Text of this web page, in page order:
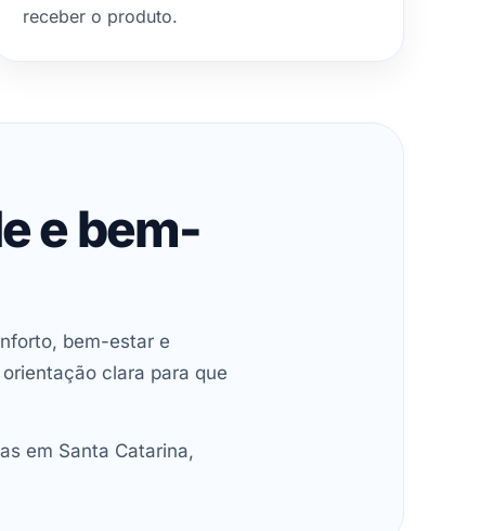
receber o produto.
e bem-
bem-estar e
clara para que
em Santa Catarina,